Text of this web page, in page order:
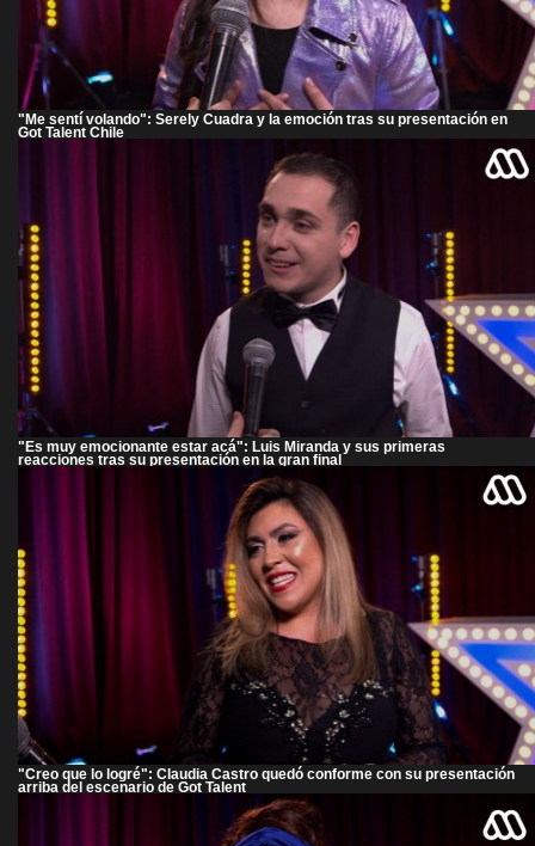
"Me sentí volando": Serely Cuadra y la emoción tras su presentación en
Got Talent Chile
"Es muy emocionante estar acá": Luis Miranda y sus primeras
reacciones tras su presentación en la gran final
"Creo que lo logré": Claudia Castro quedó conforme con su presentación
arriba del escenario de Got Talent